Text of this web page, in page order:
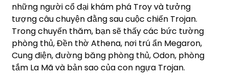
những người cổ đại khám phá Troy và tưởng
tượng câu chuyện đằng sau cuộc chiến Trojan.
Trong chuyến thăm, bạn sẽ thấy các bức tường
phòng thủ, Đền thờ Athena, nơi trú ẩn Megaron,
Cung điện, đường băng phòng thủ, Odon, phòng
tắm La Mã và bản sao của con ngựa Trojan.